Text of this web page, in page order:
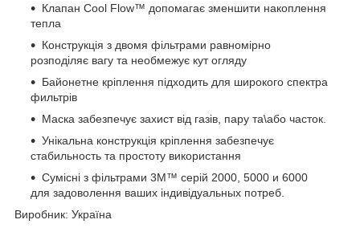
Клапан Cool Flow™ допомагає зменшити накоплення
тепла
Конструкція з двомя фільтрами равномірно
розподіляє вагу та необмежує кут огляду
Байонетне кріплення підходить для широкого спектра
фильтрів
Маска забезпечує захист від газів, пару та\або часток.
Унікальна конструкція кріплення забезпечує
стабильность та простоту використання
Сумісні з фільтрами 3M™ серій 2000, 5000 и 6000
для задоволення ваших індивідуальных потреб.
Виробник: Україна